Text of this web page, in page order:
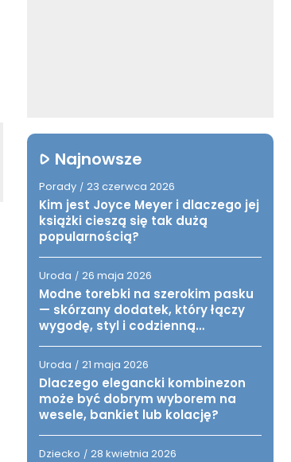
Najnowsze
Porady / 23 czerwca 2026
Kim jest Joyce Meyer i dlaczego jej
książki cieszą się tak dużą
popularnością?
Uroda / 26 maja 2026
Modne torebki na szerokim pasku
— skórzany dodatek, który łączy
wygodę, styl i codzienną
Uroda / 21 maja 2026
Dlaczego elegancki kombinezon
może być dobrym wyborem na
wesele, bankiet lub kolację?
Dziecko / 28 kwietnia 2026